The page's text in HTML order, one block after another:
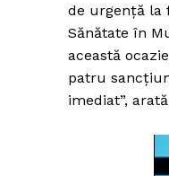
de urgență la
Sănătate în
această
patru
imediat”,